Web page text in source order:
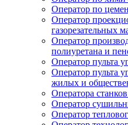
Оператор по
Оператор
газорезательных
Оператор
полиуретана и
Оператор пульта
Оператор пульта
жилых и
Оператора
Оператор
Оператор